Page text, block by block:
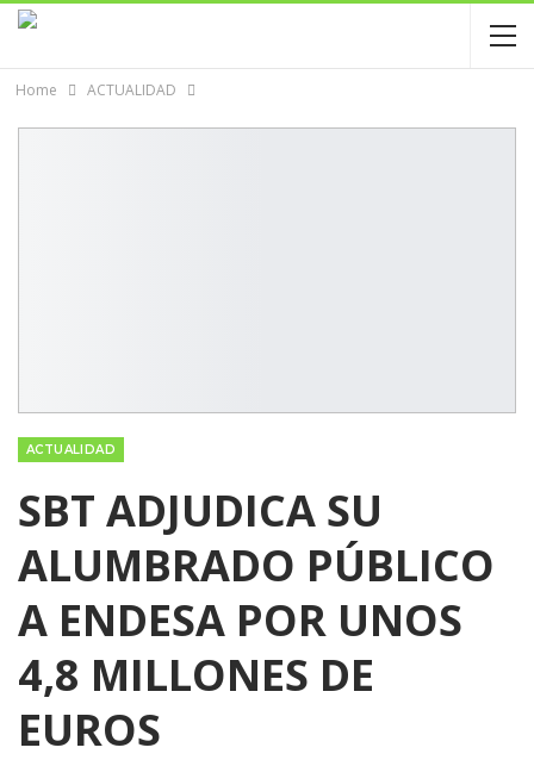
Home ACTUALIDAD
ACTUALIDAD
SBT ADJUDICA SU
ALUMBRADO PÚBLICO
A ENDESA POR UNOS
4,8 MILLONES DE
EUROS